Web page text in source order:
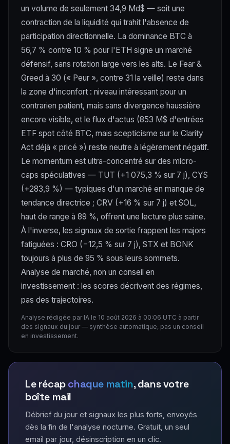
un volume de seulement 34,9 Md$ — soit une
contraction de la liquidité qui trahit l'absence de
participation directionnelle. La dominance BTC à
56,7 % contre 10 % pour l'ETH signe un marché
défensif, sans rotation large vers les alts. Le Fear &
Greed à 30 (« Peur », contre 31 la veille) reste dans
la zone d'inconfort : niveau intéressant pour un
contrarien patient, mais sans divergence haussière
encore visible, et le flux d'actus (853 M$ d'entrées
ETF spot côté BTC, mais scepticisme sur le Clarity
Act déjà « pricé ») reste neutre à légèrement négatif.
Le momentum est ultra-concentré sur des micro-
caps spéculatives — TUT (+1 075,3 % sur 7 j), CYS
(+283,9 %) — typiques d'un marché en manque de
tendance directrice ; CRV (+16 % sur 7 j) et SOL,
haut de range à 89 %, offrent une lecture plus saine.
À l'inverse, les signaux de sortie frappent les majors
fatiguées : CRO (−12,5 % sur 7 j), STX et BONK
toujours à plus de 95 % sous leurs sommets.
Analyse de marché, non un conseil en
investissement : les scores décrivent des régimes,
pas des trajectoires.
Analyse rédigée par IA le 10 août 2026 à 00:06 UTC à partir
des signaux du jour — synthèse automatique, pas un conseil
en investissement.
Le récapchaque matin, dans votre
boîte mail
Débrief du jour et signaux les plus forts, envoyés
dès la fin de l'analyse nocturne. Gratuit, un seul
email par jour, désinscription en un clic.